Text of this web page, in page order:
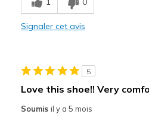
Le contre
Wish they were lace up.
Casual Wear
Signaler cet avis
5
Love this shoe!! Very
Soumis il y a 5 mois